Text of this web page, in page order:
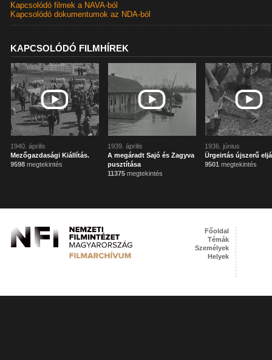
Kapcsolódó filmek a NAVA-ból
Kapcsolódó dokumentumok az NDA-ból
KAPCSOLÓDÓ FILMHÍREK
1940. április
Mezőgazdasági Kiállítás.
9598 megtekintés
1939. április
A megáradt Sajó és Zagyva
pusztítása
11375 megtekintés
1936. június
Ürgeirtás újszerű
9501 megtekintés
Főoldal
Témák
Személyek
Helyek